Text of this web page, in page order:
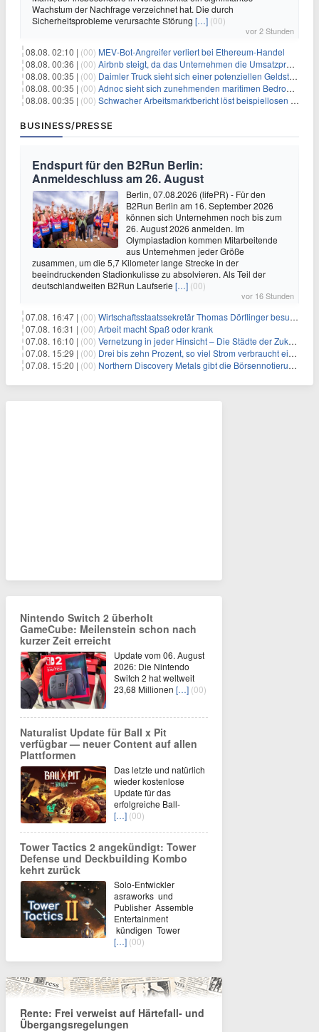
Wachstum der Nachfrage verzeichnet hat. Die durch
Sicherheitsprobleme verursachte Störung […] (00)
vor 2 Stunden
08.08. 02:10 | (00) MEV-Bot-Angreifer verliert bei Ethereum-Handel
08.08. 00:36 | (00) Airbnb steigt, da das Unternehmen die Umsatzprognose anhebt und starkes Wachstum signalisiert
08.08. 00:35 | (00) Daimler Truck sieht sich einer potenziellen Geldstrafe von 1 Milliarde Euro aufgrund von EU-Emissionsvorschriften gegenüber
08.08. 00:35 | (00) Adnoc sieht sich zunehmenden maritimen Bedrohungen angesichts regionaler Spannungen gegenüber
08.08. 00:35 | (00) Schwacher Arbeitsmarktbericht löst beispiellosen Börsenanstieg aus
BUSINESS/PRESSE
Endspurt für den B2Run Berlin:
Anmeldeschluss am 26. August
Berlin, 07.08.2026 (lifePR) - Für den
B2Run Berlin am 16. September 2026
können sich Unternehmen noch bis zum
26. August 2026 anmelden. Im
Olympiastadion kommen Mitarbeitende
aus Unternehmen jeder Größe
zusammen, um die 5,7 Kilometer lange Strecke in der
beeindruckenden Stadionkulisse zu absolvieren. Als Teil der
deutschlandweiten B2Run Laufserie […] (00)
vor 16 Stunden
07.08. 16:47 | (00) Wirtschaftsstaatssekretär Thomas Dörflinger besucht Handwerksbetrieb im Kammerbezirk Freiburg
07.08. 16:31 | (00) Arbeit macht Spaß oder krank
07.08. 16:10 | (00) Vernetzung in jeder Hinsicht – Die Städte der Zukunft sind grün-blau
07.08. 15:29 | (00) Drei bis zehn Prozent, so viel Strom verbraucht ein Aufzug im Gebäude
07.08. 15:20 | (00) Northern Discovery Metals gibt die Börsennotierung an der Frankfurter Wertpapierbörse bekannt
Nintendo Switch 2 überholt
GameCube: Meilenstein schon nach
kurzer Zeit erreicht
Update vom 06. August
2026: Die Nintendo
Switch 2 hat weltweit
23,68 Millionen […] (00)
Naturalist Update für Ball x Pit
verfügbar — neuer Content auf allen
Plattformen
Das letzte und natürlich
wieder kostenlose
Update für das
erfolgreiche Ball-
[…] (00)
Tower Tactics 2 angekündigt: Tower
Defense und Deckbuilding Kombo
kehrt zurück
Solo-Entwickler
asraworks und
Publisher Assemble
Entertainment
kündigen Tower
[…] (00)
Rente: Frei verweist auf Härtefall- und
Übergangsregelungen